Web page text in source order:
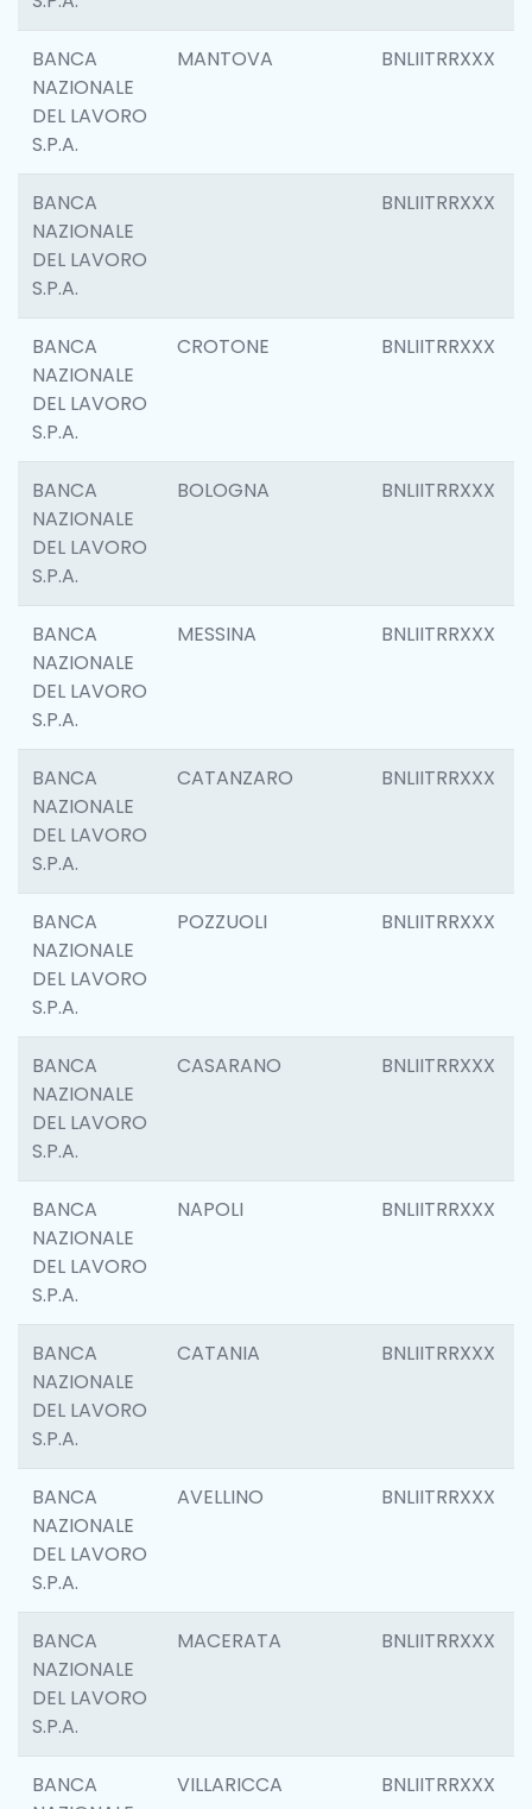
BANCA
NAZIONALE
DEL LAVORO
S.P.A.
MANTOVA BNLIITRRXXX
BANCA
NAZIONALE
DEL LAVORO
S.P.A.
BNLIITRRXXX
BANCA
NAZIONALE
DEL LAVORO
S.P.A.
CROTONE BNLIITRRXXX
BANCA
NAZIONALE
DEL LAVORO
S.P.A.
BOLOGNA BNLIITRRXXX
BANCA
NAZIONALE
DEL LAVORO
S.P.A.
MESSINA BNLIITRRXXX
BANCA
NAZIONALE
DEL LAVORO
S.P.A.
CATANZARO BNLIITRRXXX
BANCA
NAZIONALE
DEL LAVORO
S.P.A.
POZZUOLI BNLIITRRXXX
BANCA
NAZIONALE
DEL LAVORO
S.P.A.
CASARANO BNLIITRRXXX
BANCA
NAZIONALE
DEL LAVORO
S.P.A.
NAPOLI BNLIITRRXXX
BANCA
NAZIONALE
DEL LAVORO
S.P.A.
CATANIA BNLIITRRXXX
BANCA
NAZIONALE
DEL LAVORO
S.P.A.
AVELLINO BNLIITRRXXX
BANCA
NAZIONALE
DEL LAVORO
S.P.A.
MACERATA BNLIITRRXXX
BANCA
VILLARICCA BNLIITRRXXX